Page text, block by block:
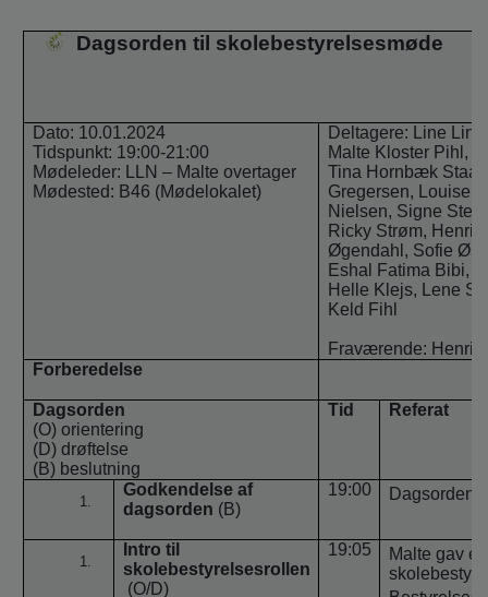
Dagsorden til skolebestyrelsesmøde
Dato: 10.01.2024
Tidspunkt: 19:00-21:00
Mødeleder: LLN – Malte overtager
Mødested: B46 (Mødelokalet)
Deltagere: Line
Malte Kloster Pihl,
Tina Hornbæk
Gregersen, Louise
Nielsen, Signe
Ricky Strøm,
Øgendahl, Sofie
Eshal Fatima Bibi,
Helle Klejs, Lene
Keld Fihl
Fraværende:
Forberedelse
Dagsorden
(O) orientering
(D) drøftelse
(B) beslutning
Tid Referat
Godkendelse af
dagsorden (B)
19:00 Dagsorden
Intro til
skolebestyrelsesrollen
(O/D)
19:05
Malte gav